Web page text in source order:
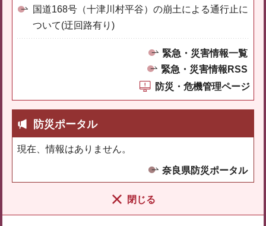
国道168号（十津川村平谷）の崩土による通行止に
ついて(迂回路有り)
緊急・災害情報一覧
緊急・災害情報RSS
防災・危機管理ページ
防災ポータル
現在、情報はありません。
奈良県防災ポータル
閉じる